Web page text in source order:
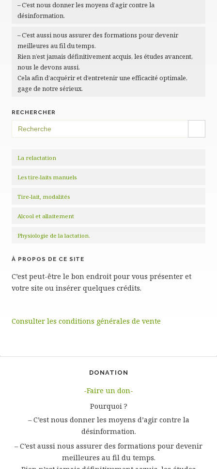
– C’est nous donner les moyens d’agir contre la
désinformation.
– C’est aussi nous assurer des formations pour devenir
meilleures au fil du temps.
Rien n’est jamais définitivement acquis, les études avancent,
nous le devons aussi.
Cela afin d’acquérir et d’entretenir une efficacité optimale,
gage de notre sérieux.
RECHERCHER
Search
for:
SEARCH BUTTON
La relactation
Les tire-laits manuels
Tire-lait, modalités
Alcool et allaitement
Physiologie de la lactation.
À PROPOS DE CE SITE
C’est peut-être le bon endroit pour vous présenter et
votre site ou insérer quelques crédits.
Consulter les conditions générales de vente
DONATION
-Faire un don-
Pourquoi ?
– C’est nous donner les moyens d’agir contre la
désinformation.
– C’est aussi nous assurer des formations pour devenir
meilleures au fil du temps.